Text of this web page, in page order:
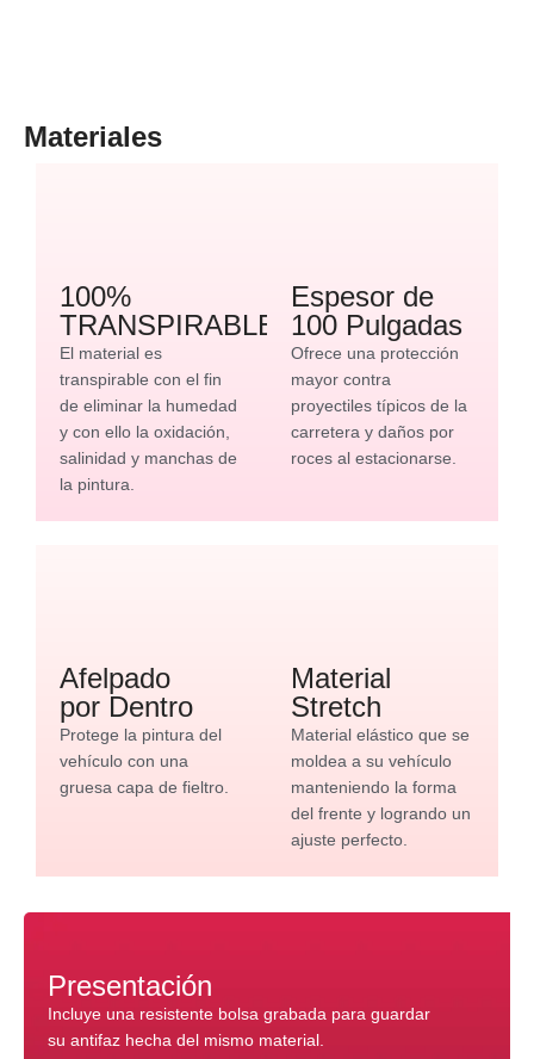
Materiales
100%
TRANSPIRABLE
El material es
transpirable con el fin
de eliminar la humedad
y con ello la oxidación,
salinidad y manchas de
la pintura.
Espesor de
100 Pulgadas
Ofrece una protección
mayor contra
proyectiles típicos de la
carretera y daños por
roces al estacionarse.
Afelpado
por Dentro
Protege la pintura del
vehículo con una
gruesa capa de fieltro.
Material
Stretch
Material elástico que se
moldea a su vehículo
manteniendo la forma
del frente y logrando un
ajuste perfecto.
Presentación
Incluye una resistente bolsa grabada para guardar
su antifaz hecha del mismo material.